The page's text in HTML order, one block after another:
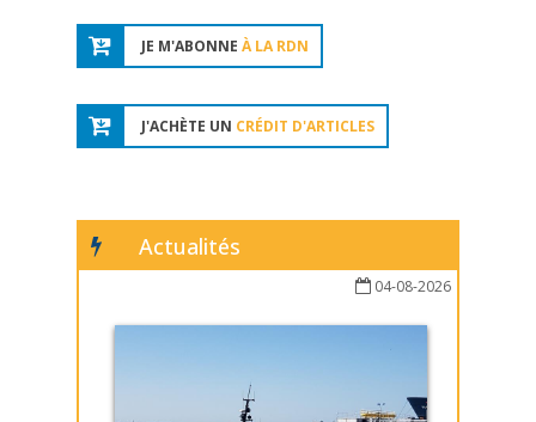
JE M'ABONNE À LA RDN
J'ACHÈTE UN CRÉDIT D'ARTICLES
Actualités
04-08-2026